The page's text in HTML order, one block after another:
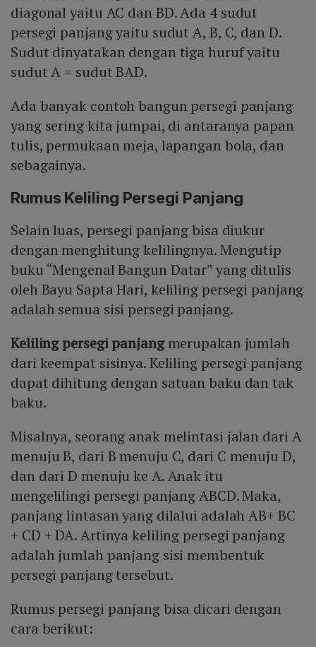
diagonal yaitu AC dan BD. Ada 4 sudut
persegi panjang yaitu sudut A, B, C, dan D.
Sudut dinyatakan dengan tiga huruf yaitu
sudut A = sudut BAD.
Ada banyak contoh bangun persegi panjang
yang sering kita jumpai, di antaranya papan
tulis, permukaan meja, lapangan bola, dan
sebagainya.
Rumus Keliling Persegi Panjang
Selain luas, persegi panjang bisa diukur
dengan menghitung kelilingnya. Mengutip
buku “Mengenal Bangun Datar” yang ditulis
oleh Bayu Sapta Hari, keliling persegi panjang
adalah semua sisi persegi panjang.
Keliling persegi panjangmerupakan jumlah
dari keempat sisinya. Keliling persegi panjang
dapat dihitung dengan satuan baku dan tak
baku.
Misalnya, seorang anak melintasi jalan dari A
menuju B, dari B menuju C, dari C menuju D,
dan dari D menuju ke A. Anak itu
mengelilingi persegi panjang ABCD. Maka,
panjang lintasan yang dilalui adalah AB+ BC
+ CD + DA. Artinya keliling persegi panjang
adalah jumlah panjang sisi membentuk
persegi panjang tersebut.
Rumus persegi panjang bisa dicari dengan
cara berikut: